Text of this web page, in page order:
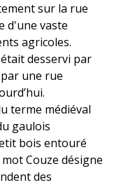
sur la rue
d'une vaste
agricoles.
desservi par
une rue
terme médiéval
gaulois
bois entouré
mot Couze désigne
des